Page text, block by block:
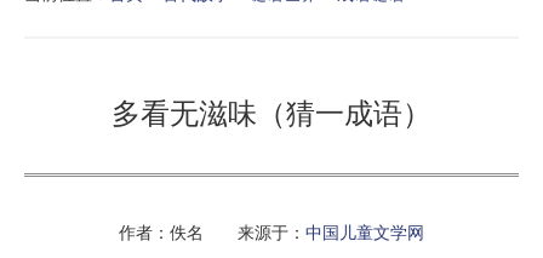
多看无滋味（猜一成语）
作者：佚名 来源于： 中国儿童文学网